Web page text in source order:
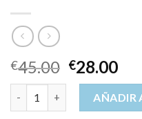
€45.00 €28.00
chloe bolsos cantidadAÑADIR